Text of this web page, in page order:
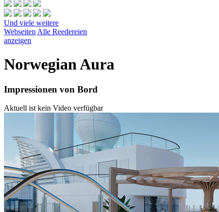
Und viele weitere
Webseiten Alle Reedereien
anzeigen
Norwegian Aura
Impressionen von Bord
Aktuell ist kein Video verfügbar